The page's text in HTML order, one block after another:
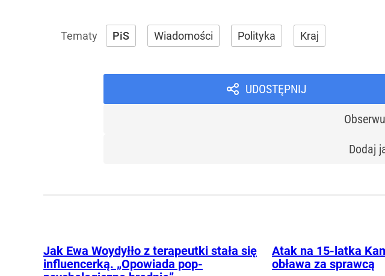
PiS Wiadomości Polityka Kraj
UDOSTĘPNIJ
Dodaj
Jak Ewa Woydyłło z terapeutki stała się
influencerką. „Opowiada pop-
Atak na 15-latka
obława za sprawcą